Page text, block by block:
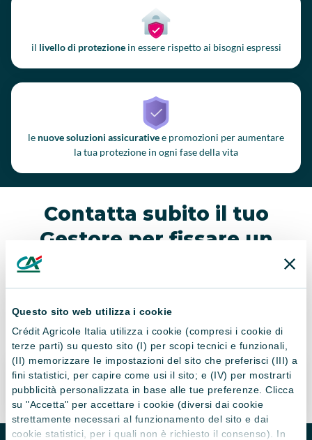
Questo sito web utilizza i cookie
Crédit Agricole Italia utilizza i cookie (compresi i cookie di
terze parti) su questo sito (I) per scopi tecnici e funzionali,
(II) memorizzare le impostazioni del sito che preferisci (III) a
fini statistici, per capire come usi il sito; e (IV) per mostrarti
pubblicità personalizzata in base alle tue preferenze. Clicca
su "Accetta" per accettare i cookie (diversi dai cookie
strettamente necessari al funzionamento del sito e dai
cookie statistici, per i quali non è richiesto il consenso). In
il livello di protezionein essere rispetto ai bisogni espressi
le nuove soluzioni assicurativee promozioni per aumentare
la tua protezione in ogni fase della vita
Contatta subito il tuo
Gestore per fissare un
Messaggio Pubblicitario con finalità
promozionali